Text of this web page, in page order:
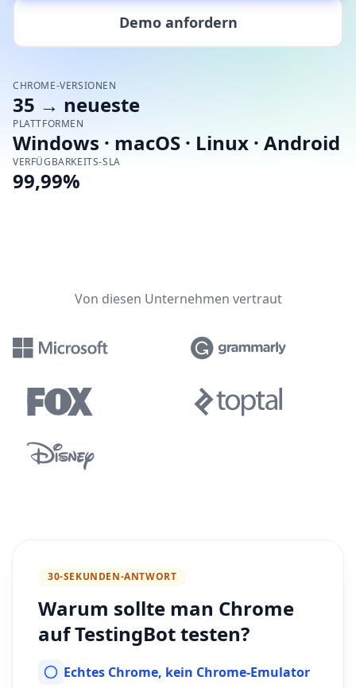
Demo anfordern
CHROME-VERSIONEN
35 → neueste
PLATTFORMEN
Windows · macOS · Linux · Android
VERFÜGBARKEITS-SLA
99,99%
Von diesen Unternehmen vertraut
30-SEKUNDEN-ANTWORT
Warum sollte man Chrome
auf TestingBot testen?
Echtes Chrome, kein Chrome-Emulator